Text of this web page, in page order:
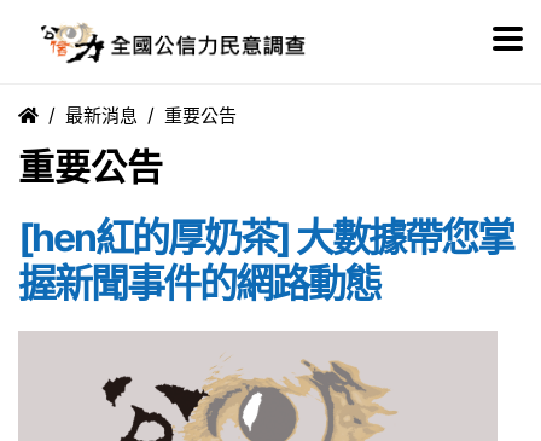
最新消息 重要公告
重要公告
[hen紅的厚奶茶] 大數據帶您掌
握新聞事件的網路動態